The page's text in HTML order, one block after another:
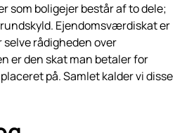
som boligejer består af to dele;
Ejendomsværdiskat er
rådigheden over
er den skat man betaler for
på. Samlet kalder vi disse